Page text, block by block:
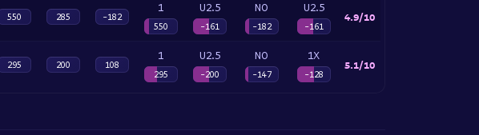
550 285 -182
1
550
U2.5
-161
NO
-182
U2.5
-161
4.9/10
295 200 108
1
295
U2.5
-200
NO
-147
1X
-128
5.1/10